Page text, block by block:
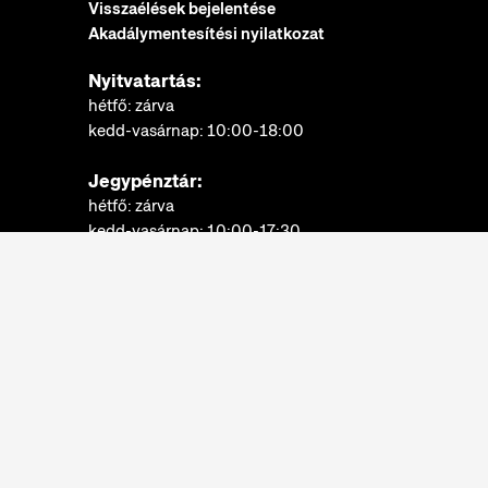
Visszaélések bejelentése
Akadálymentesítési nyilatkozat
Nyitvatartás:
hétfő: zárva
kedd-vasárnap: 10:00-18:00
Jegypénztár:
hétfő: zárva
kedd-vasárnap: 10:00-17:30